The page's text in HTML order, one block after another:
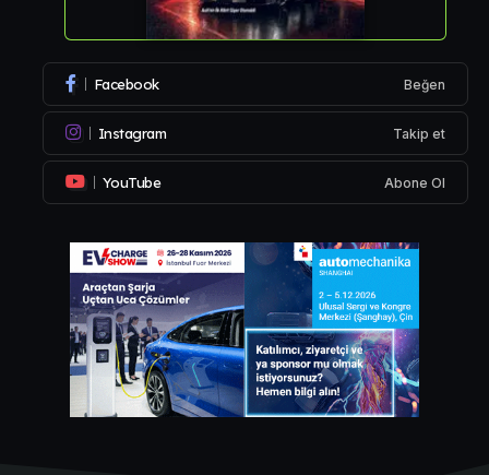
Facebook Beğen
Instagram Takip et
YouTube Abone Ol